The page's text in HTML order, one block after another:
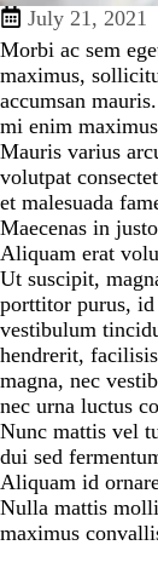
July 21, 2021
Morbi ac sem
maximus,
accumsan
mi enim
Mauris varius
volutpat
et malesuada
Maecenas in
Aliquam erat
Ut suscipit,
porttitor purus, id
vestibulum
hendrerit,
magna, nec
nec urna luctus
Nunc mattis vel
dui sed
Aliquam id
Nulla mattis
maximus